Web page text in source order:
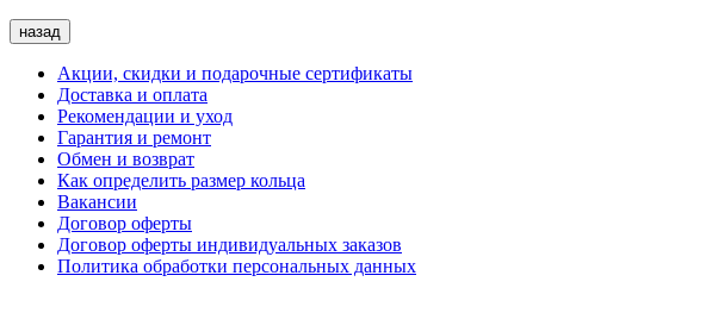
назад
Акции, скидки и подарочные сертификаты
Доставка и оплата
Рекомендации и уход
Гарантия и ремонт
Обмен и возврат
Как определить размер кольца
Вакансии
Договор оферты
Договор оферты индивидуальных заказов
Политика обработки персональных данных